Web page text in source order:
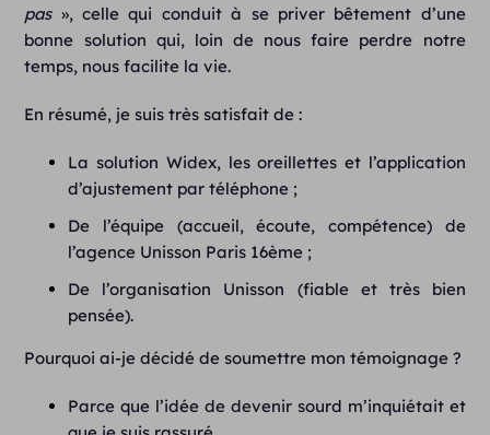
pas », celle qui conduit à se priver bêtement d’une
bonne solution qui, loin de nous faire perdre notre
temps, nous facilite la vie.
En résumé, je suis très satisfait de :
La solution Widex, les oreillettes et l’application
d’ajustement par téléphone ;
De l’équipe (accueil, écoute, compétence) de
l’agence Unisson Paris 16ème ;
De l’organisation Unisson (fiable et très bien
pensée).
Pourquoi ai-je décidé de soumettre mon témoignage ?
Parce que l’idée de devenir sourd m’inquiétait et